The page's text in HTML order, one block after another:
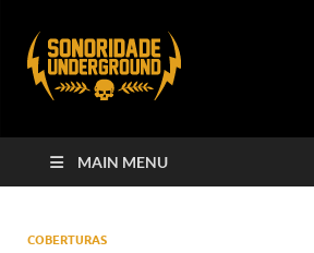
MAIN MENU
COBERTURAS